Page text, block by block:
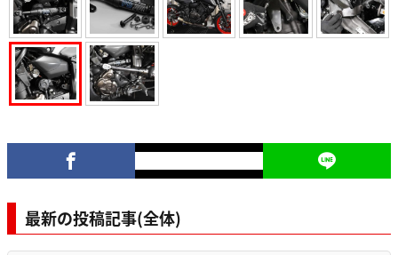
最新の投稿記事(全体)